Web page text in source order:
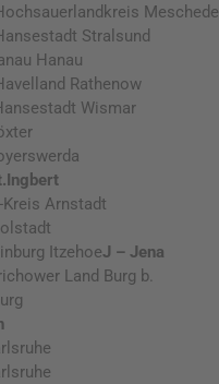
Meschede
Stralsund
Hanau
Rathenow
Wismar
Arnstadt
ItzehoeJ – Jena
Land Burg b.